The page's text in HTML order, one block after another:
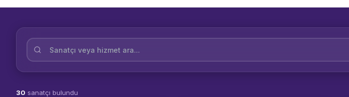
30 sanatçı bulundu